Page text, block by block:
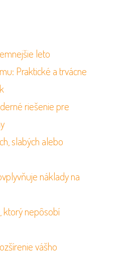
leto
Praktické a trvácne
riešenie pre
slabých alebo
náklady na
ktorý nepôsobí
vášho